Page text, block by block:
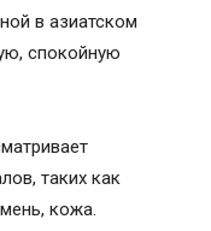
в азиатском
спокойную
таких как
кожа.